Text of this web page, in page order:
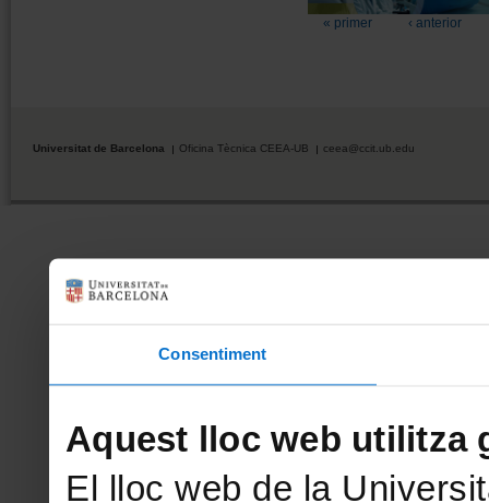
Consentiment
Aquest lloc web utilitza
El lloc web de la
« primer ‹ anterior
Universitat de Barcelona Oficina Tècnica CEEA-UB ceea@ccit.ub.edu